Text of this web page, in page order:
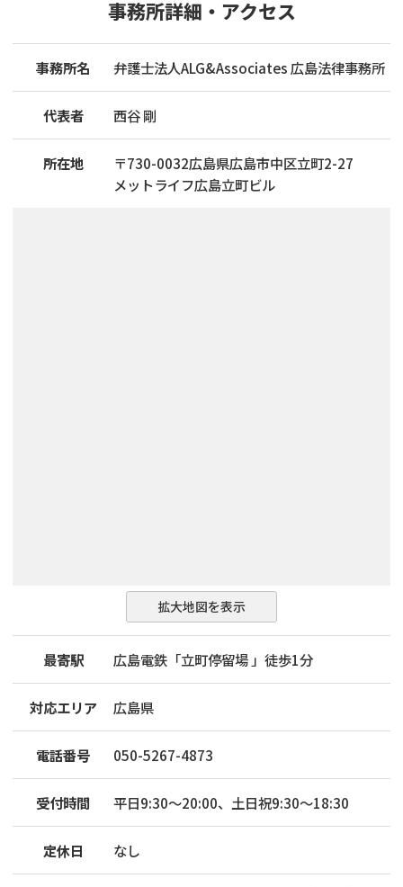
事務所詳細・アクセス
事務所名 弁護士法人ALG&Associates 広島法律事務所
代表者 西谷 剛
所在地 〒730-0032広島県広島市中区立町2-27
メットライフ広島立町ビル
拡大地図を表示
最寄駅 広島電鉄「立町停留場 」徒歩1分
対応エリア 広島県
電話番号 050-5267-4873
受付時間 平日9:30～20:00、土日祝9:30～18:30
定休日 なし